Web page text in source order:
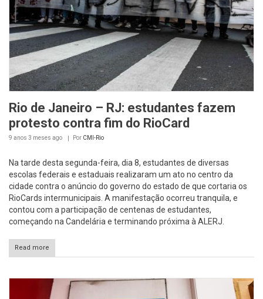
Rio de Janeiro – RJ: estudantes fazem
protesto contra fim do RioCard
9 anos 3 meses ago Por CMI-Rio
Na tarde desta segunda-feira, dia 8, estudantes de diversas
escolas federais e estaduais realizaram um ato no centro da
cidade contra o anúncio do governo do estado de que cortaria os
RioCards intermunicipais. A manifestação ocorreu tranquila, e
contou com a participação de centenas de estudantes,
começando na Candelária e terminando próxima à ALERJ.
Read more